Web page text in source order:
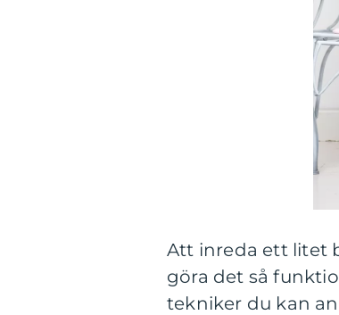
Att inreda ett litet
göra det så
tekniker du kan